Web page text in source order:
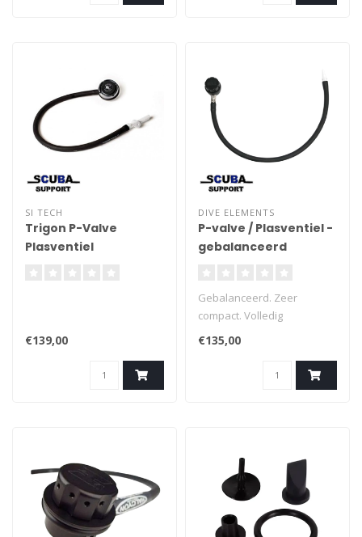
SI TECH
Trigon P-Valve
Plasventiel
€139,00
DIVE ELEMENTS
P-valve / Plasventiel -
gebalanceerd
Gebalanceerd. Zeer
compact. Volledig
afsluitbaar. Slang
loskoppelbaar.
€135,00